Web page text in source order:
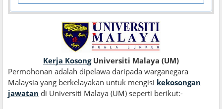
Kerja KosongUniversiti Malaya (UM)
Permohonan adalah dipelawa daripada warganegara
Malaysia yang berkelayakan untuk mengisi kekosongan
jawatan di Universiti Malaya (UM) seperti berikut:-